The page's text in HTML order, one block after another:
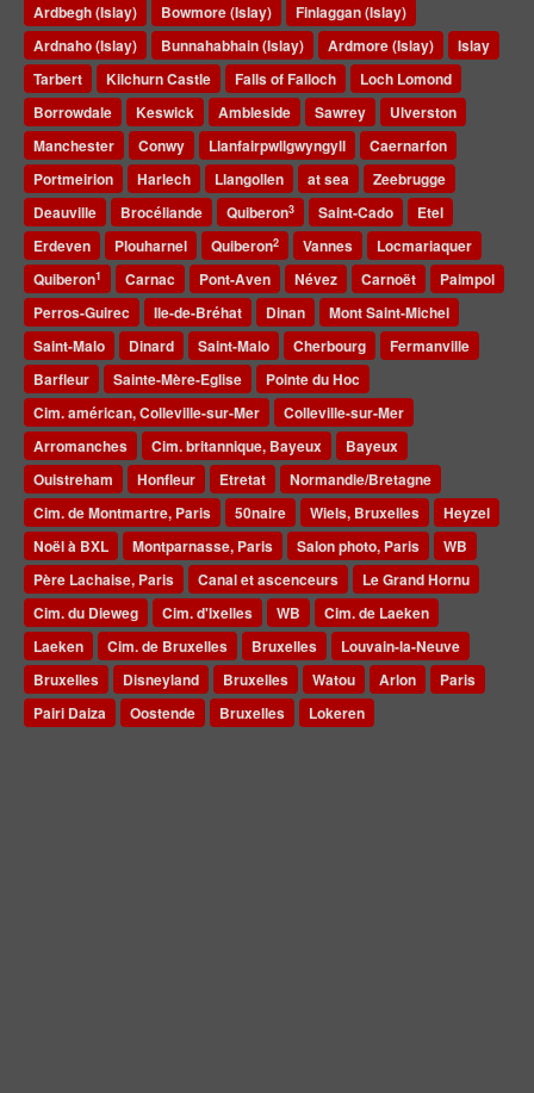
Ardbegh (Islay)
Bowmore (Islay)
Finlaggan (Islay)
Ardnaho (Islay)
Bunnahabhain (Islay) Ardmore (Islay)
Islay
Tarbert
Kilchurn Castle Falls of Falloch
Loch Lomond
Borrowdale
Keswick Ambleside Sawrey
Ulverston
Manchester
Conwy Llanfairpwllgwyngyll
Caernarfon
Portmeirion
Harlech Llangollen at sea
Zeebrugge
Deauville
Brocéliande Quiberon3 Saint-Cado
Etel
Erdeven
Plouharnel Quiberon2 Vannes
Locmariaquer
Quiberon1 Carnac Pont-Aven Névez Carnoët
Paimpol
Perros-Guirec
Ile-de-Bréhat Dinan
Mont Saint-Michel
Saint-Malo
Dinard Saint-Malo Cherbourg
Fermanville
Barfleur
Sainte-Mère-Eglise
Pointe du Hoc
Cim. américan, Colleville-sur-Mer
Colleville-sur-Mer
Arromanches
Cim. britannique, Bayeux
Bayeux
Ouistreham
Honfleur Etretat
Normandie/Bretagne
Cim. de Montmartre, Paris
50naire Wiels, Bruxelles
Heyzel
Noël à BXL
Montparnasse, Paris Salon photo, Paris
WB
Père Lachaise, Paris
Canal et ascenceurs
Le Grand Hornu
Cim. du Dieweg
Cim. d'Ixelles WB
Cim. de Laeken
Laeken
Cim. de Bruxelles Bruxelles
Louvain-la-Neuve
Bruxelles
Disneyland Bruxelles Watou Arlon
Paris
Pairi Daiza
Oostende Bruxelles Lokeren